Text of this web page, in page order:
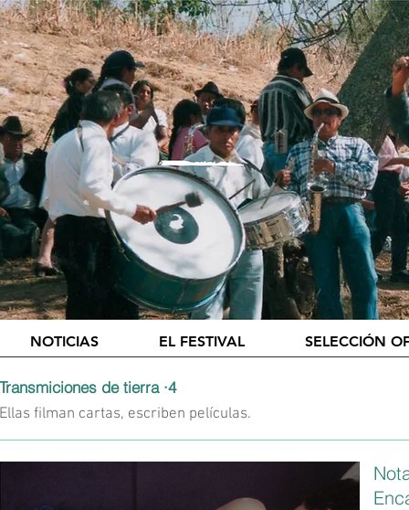
NOTICIAS EL FESTIVAL SELECCIÓN
Transmiciones de tierra ·4
Ellas filman cartas, escriben películas.